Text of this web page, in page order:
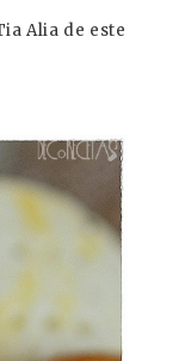
Alia de este